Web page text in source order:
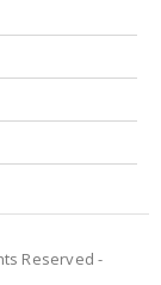
Reserved -